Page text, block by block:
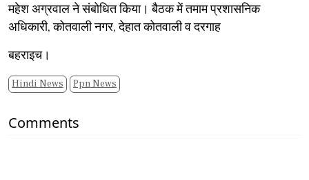
महेश अग्रवाल ने संबोधित किया। बैठक में तमाम प्रशासनिक
अधिकारी, कोतवाली नगर, देहात कोतवाली व दरगाह
बहराइच।
Hindi News Ppn News
Comments